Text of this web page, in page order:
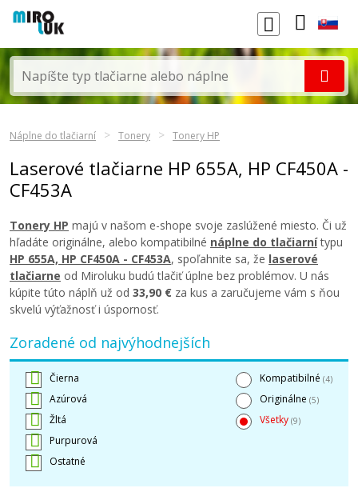
Náplne do tlačiarní Tonery Tonery HP
Laserové tlačiarne HP 655A, HP CF450A -
CF453A
Tonery HP majú v našom e-shope svoje zaslúžené miesto. Či už
hľadáte originálne, alebo kompatibilné náplne do tlačiarnítypu
HP 655A, HP CF450A - CF453A, spoľahnite sa, že laserové
tlačiarne od Miroluku budú tlačiť úplne bez problémov. U nás
kúpite túto náplň už od 33,90 € za kus a zaručujeme vám s ňou
skvelú výťažnosť i úspornosť.
Zoradené od najvýhodnejších
Čierna
Azúrová
Žltá
Purpurová
Ostatné
Kompatibilné (4)
Originálne (5)
Všetky (9)